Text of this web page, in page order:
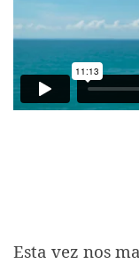
Esta vez nos